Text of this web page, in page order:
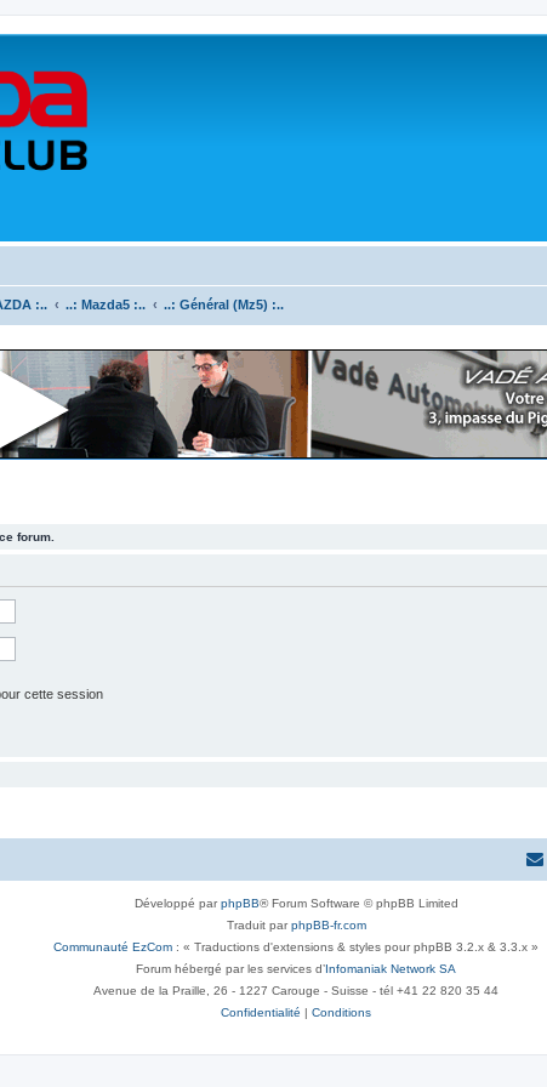
:.. ..: Mazda5 :.. ..: Général (Mz5) :..
forum.
cette session
Développé parphpBB® Forum Software © phpBB Limited
Traduit parphpBB-fr.com
Communauté EzCom : « Traductions d'extensions & styles pour phpBB 3.2.x & 3.3.x »
Forum hébergé par les services d’Infomaniak Network SA
Avenue de la Praille, 26 - 1227 Carouge - Suisse - tél +41 22 820 35 44
Confidentialité | Conditions